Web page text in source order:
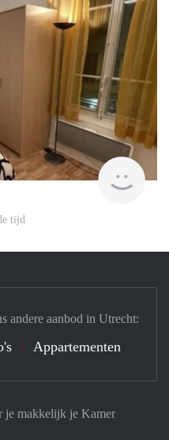
tijd
je makkelijk je Kamer
andere aanbod in Utrecht:
Appartementen